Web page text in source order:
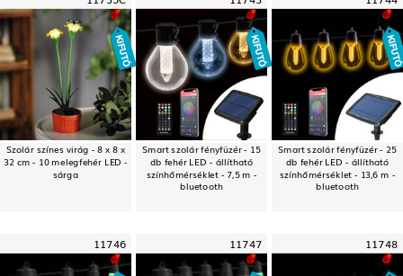
Szolár színes virág - 8 x 8 x
32 cm - 10 melegfehér LED -
sárga
Smart szolár fényfüzér - 15
db fehér LED - állítható
színhőmérséklet - 7,5 m -
bluetooth
Smart szolár fényfüzér - 25
db fehér LED - állítható
színhőmérséklet - 13,6 m -
bluetooth
11746 11747 11748